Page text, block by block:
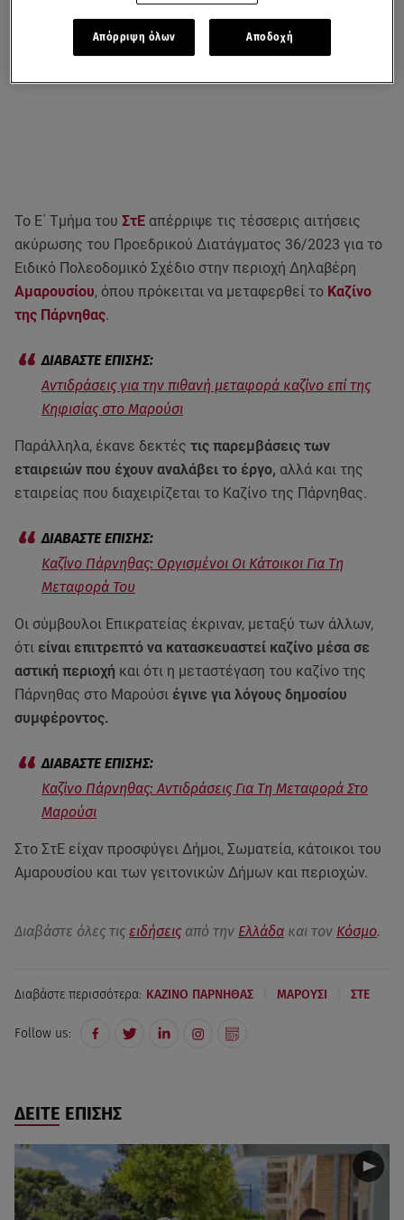
Το Ε΄ Τμήμα του ΣτΕ απέρριψε τις τέσσερις αιτήσεις
ακύρωσης του Προεδρικού Διατάγματος 36/2023 για το
Ειδικό Πολεοδομικό Σχέδιο στην περιοχή Δηλαβέρη
Αμαρουσίου, όπου πρόκειται να μεταφερθεί το Καζίνο
της Πάρνηθας.
Αντιδράσεις για την πιθανή μεταφορά καζίνο επί της
Κηφισίας στο Μαρούσι
Παράλληλα, έκανε δεκτές τις παρεμβάσεις των
εταιρειών που έχουν αναλάβει το έργο, αλλά και της
εταιρείας που διαχειρίζεται το Καζίνο της Πάρνηθας.
Καζίνο Πάρνηθας: Οργισμένοι Οι Κάτοικοι Για Τη
Μεταφορά Του
Οι σύμβουλοι Επικρατείας έκριναν, μεταξύ των άλλων,
ότι είναι επιτρεπτό να κατασκευαστεί καζίνο μέσα σε
αστική περιοχή και ότι η μεταστέγαση του καζίνο της
Πάρνηθας στο Μαρούσι έγινε για λόγους δημοσίου
συμφέροντος.
Καζίνο Πάρνηθας: Αντιδράσεις Για Τη Μεταφορά Στο
Μαρούσι
Στο ΣτΕ είχαν προσφύγει Δήμοι, Σωματεία, κάτοικοι του
Αμαρουσίου και των γειτονικών Δήμων και περιοχών.
Διαβάστε όλες τις ειδήσεις από την Ελλάδα και τον Κόσμο.
Διαβάστε περισσότερα: ΚΑΖΙΝΟ ΠΑΡΝΗΘΑΣ ΜΑΡΟΥΣΙ ΣΤΕ
Follow us:
ΔΕΙΤΕ ΕΠΙΣΗΣ
Απόρριψη όλων Αποδοχή